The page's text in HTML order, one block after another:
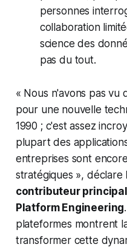
personnes
collaboration
science des
pas du tout.
« Nous n'avons pas vu
pour une nouvelle
1990 ; c'est assez
plupart des
entreprises sont
stratégiques », déclare
contributeur
Platform Engineering
plateformes montrent
transformer cette